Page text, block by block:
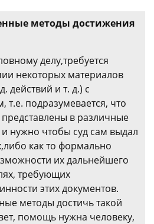
методы достижения
делу,требуется
некоторых материалов
действий и т. д.) с
т.е. подразумевается, что
представлены в различные
нужно чтобы суд сам выдал
как то формально
их дальнейшего
требующих
этих документов.
методы достичь такой
помощь нужна человеку,